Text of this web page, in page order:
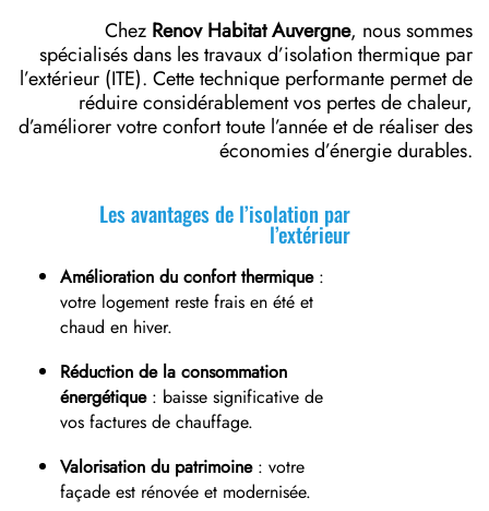
Chez Renov Habitat Auvergne, nous sommes
spécialisés dans les travaux d’isolation thermique par
l’extérieur (ITE). Cette technique performante permet de
réduire considérablement vos pertes de chaleur,
d’améliorer votre confort toute l’année et de réaliser des
économies d’énergie durables.
Les avantages de l’isolation par
l’extérieur
Amélioration du confort thermique:
votre logement reste frais en été et
chaud en hiver.
Réduction de la consommation
énergétique: baisse significative de
vos factures de chauffage.
Valorisation du patrimoine: votre
façade est rénovée et modernisée.